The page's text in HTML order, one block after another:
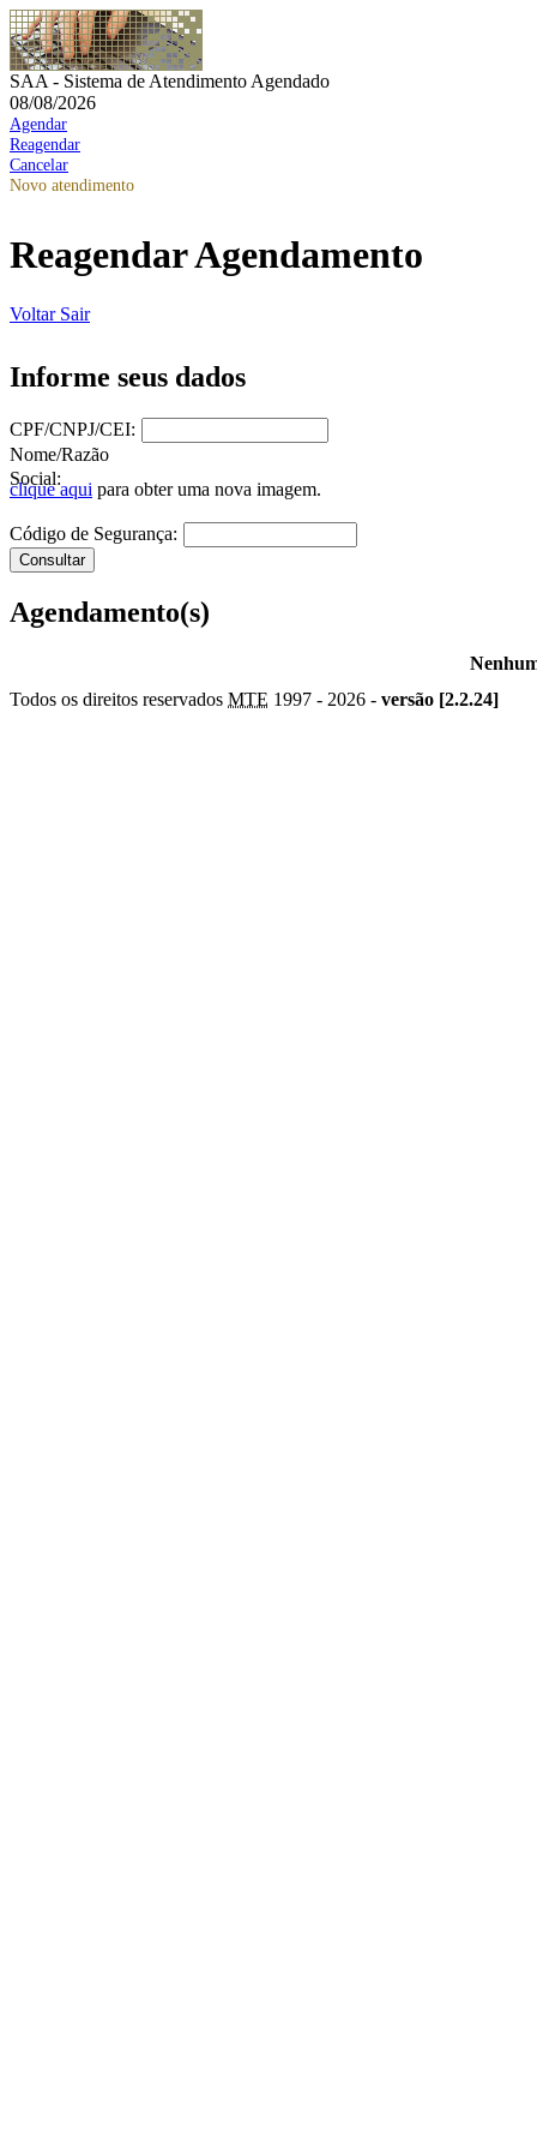
SAA - Sistema de Atendimento Agendado
08/08/2026
Agendar
Reagendar
Cancelar
Novo atendimento
Reagendar Agendamento
Voltar Sair
Informe seus dados
CPF/CNPJ/CEI:
Nome/Razão
Social:
clique aqui para obter uma nova imagem.
Código de Segurança:
Agendamento(s)
Todos os direitos reservados MTE 1997 - 2026 - versão [2.2.24]